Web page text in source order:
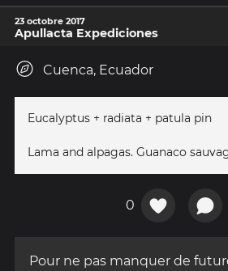
23 octobre 2017
Apullacta Expediciones
Cuenca, Ecuador
Eucalyptus + radiata + patula pin
Lama and alpagas. Guanaco
0
Pour ne pas manquer de